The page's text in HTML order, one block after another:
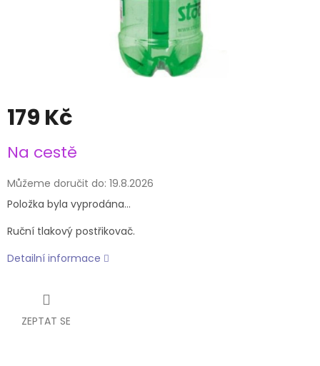
179 Kč
cena:
Na cestě
Můžeme doručit do: 19.8.2026
Položka byla vyprodána…
Ruční tlakový postřikovač.
Detailní informace
ZEPTAT SE